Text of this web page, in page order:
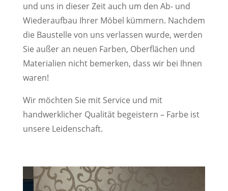
und uns in dieser Zeit auch um den Ab- und
Wiederaufbau Ihrer Möbel kümmern. Nachdem
die Baustelle von uns verlassen wurde, werden
Sie außer an neuen Farben, Oberflächen und
Materialien nicht bemerken, dass wir bei Ihnen
waren!
Wir möchten Sie mit Service und mit
handwerklicher Qualität begeistern – Farbe ist
unsere Leidenschaft.